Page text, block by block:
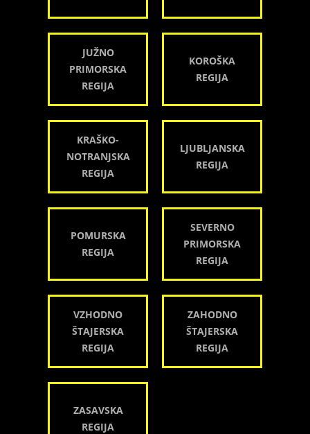
JUŽNO
PRIMORSKA
REGIJA
KOROŠKA
REGIJA
KRAŠKO-
NOTRANJSKA
REGIJA
LJUBLJANSKA
REGIJA
POMURSKA
REGIJA
SEVERNO
PRIMORSKA
REGIJA
VZHODNO
ŠTAJERSKA
REGIJA
ZAHODNO
ŠTAJERSKA
REGIJA
ZASAVSKA
REGIJA